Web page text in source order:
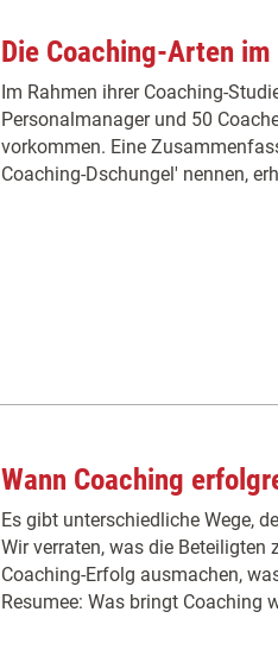
Die Coaching-Arten
Im Rahmen ihrer Coaching-
Personalmanager und 50
vorkommen. Eine
Coaching-Dschungel' nennen,
Wann Coaching
Es gibt unterschiedliche Wege,
Wir verraten, was die Beteiligten
Coaching-Erfolg ausmachen,
Resumee: Was bringt Coaching